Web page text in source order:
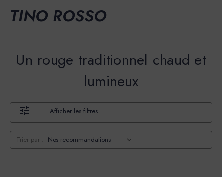
TINO ROSSO
Un rouge traditionnel chaud et
lumineux
Afficher les filtres
Trier par :